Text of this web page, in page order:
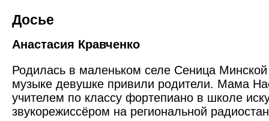
Досье
Анастасия Кравченко
Родилась в маленьком селе Сеница
музыке девушке привили родители. Мама
учителем по классу фортепиано в школе
звукорежиссёром на региональной